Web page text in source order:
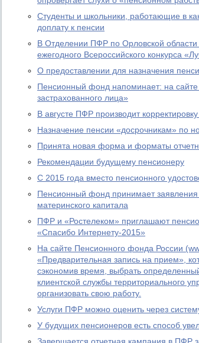
Студенты и школьники, работающие в
доплату к пенсии
В Отделении ПФР по Орловской области
ежегодного Всероссийского конкурса
О предоставлении для назначения
Пенсионный фонд напоминает: на
застрахованного лица»
В августе ПФР производит
Назначение пенсии «досрочникам» по
Принята новая форма и форматы
Рекомендации будущему пенсионеру
С 2015 года вместо пенсионного
Пенсионный фонд принимает заявления
материнского капитала
ПФР и «Ростелеком» приглашают
«Спасибо Интернету-2015»
На сайте Пенсионного фонда России
«Предварительная запись на прием»,
сэкономив время, выбрать
клиентской службы территориального
организовать свою работу.
Услуги ПФР можно оценить через
У будущих пенсионеров есть способ